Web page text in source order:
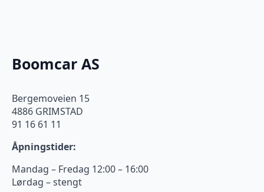
Boomcar AS
Bergemoveien 15
4886 GRIMSTAD
91 16 61 11
Åpningstider:
Mandag – Fredag 12:00 – 16:00
Lørdag – stengt